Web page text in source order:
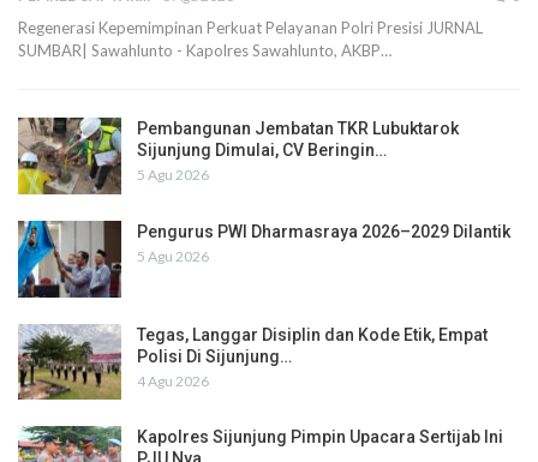
Regenerasi Kepemimpinan Perkuat Pelayanan Polri Presisi JURNAL
SUMBAR| Sawahlunto - Kapolres Sawahlunto, AKBP…
Pembangunan Jembatan TKR Lubuktarok
Sijunjung Dimulai, CV Beringin…
5 Agu 2026
Pengurus PWI Dharmasraya 2026–2029 Dilantik
5 Agu 2026
Tegas, Langgar Disiplin dan Kode Etik, Empat
Polisi Di Sijunjung…
4 Agu 2026
Kapolres Sijunjung Pimpin Upacara Sertijab Ini